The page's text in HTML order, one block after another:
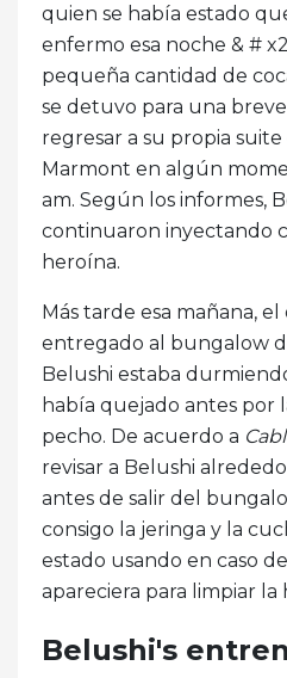
quien se había estado
enfermo esa noche & #
pequeña cantidad de
se detuvo para una
regresar a su propia
Marmont en algún
am. Según los informes,
continuaron inyectando
heroína.
Más tarde esa mañana,
entregado al bungalow
Belushi estaba
había quejado antes por
pecho. De acuerdo a
revisar a Belushi
antes de salir del
consigo la jeringa y la
estado usando en caso
apareciera para limpiar la
Belushi's